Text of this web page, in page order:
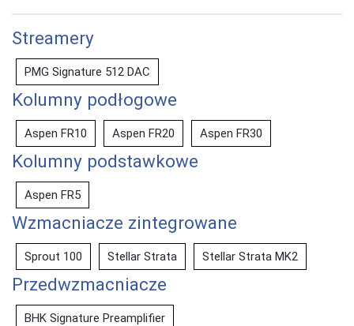
Streamery
PMG Signature 512 DAC
Kolumny podłogowe
Aspen FR10 Aspen FR20 Aspen FR30
Kolumny podstawkowe
Aspen FR5
Wzmacniacze zintegrowane
Sprout 100 Stellar Strata Stellar Strata MK2
Przedwzmacniacze
BHK Signature Preamplifier